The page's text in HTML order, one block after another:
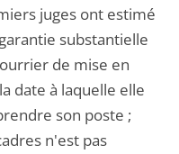
juges ont estimé
substantielle
de mise en
date à laquelle elle
son poste ;
n'est pas